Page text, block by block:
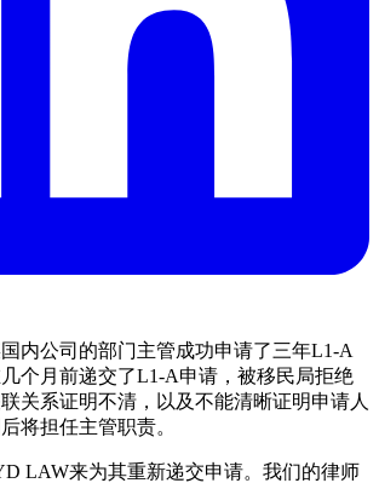
内公司的部门主管成功申请了三年L1-A
个月前递交了L1-A申请，被移民局拒绝
关系证明不清，以及不能清晰证明申请人
将担任主管职责。
LAW来为其重新递交申请。我们的律师